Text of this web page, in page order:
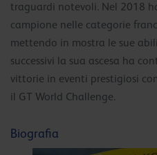
traguardi notevoli. Nel 2018
campione nelle categorie
mettendo in mostra le sue
successivi la sua ascesa ha
vittorie in eventi prestigiosi
il GT World Challenge.
Biografia